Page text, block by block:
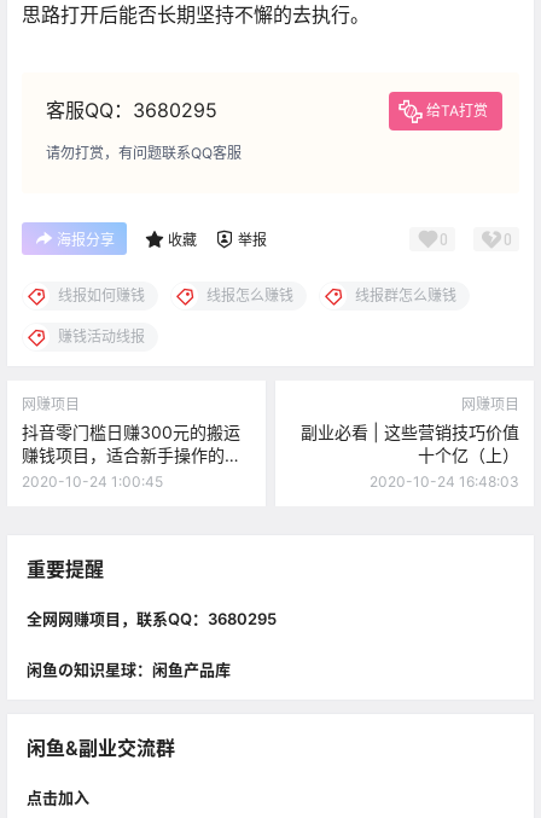
思路打开后能否长期坚持不懈的去执行。
客服QQ：3680295 给TA打赏
请勿打赏，有问题联系QQ客服
海报分享 收藏 举报 0 0
线报如何赚钱 线报怎么赚钱 线报群怎么赚钱
赚钱活动线报
网赚项目
抖音零门槛日赚300元的搬运
赚钱项目，适合新手操作的小
生意
2020-10-24 1:00:45
网赚项目
副业必看 | 这些营销技巧价值
十个亿（上）
2020-10-24 16:48:03
重要提醒
全网网赚项目，联系QQ：3680295
闲鱼の知识星球：闲鱼产品库
闲鱼&副业交流群
点击加入